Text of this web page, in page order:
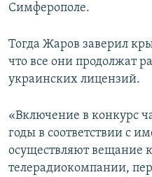
Симферополе.
Тогда Жаров заверил
что все они продолжат
украинских лицензий.
«Включение в конкурс
годы в соответствии с
осуществляют вещание
телерадиокомпании,